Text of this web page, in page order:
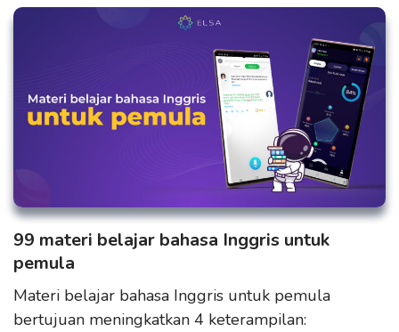
99 materi belajar bahasa Inggris untuk
pemula
Materi belajar bahasa Inggris untuk pemula
bertujuan meningkatkan 4 keterampilan: